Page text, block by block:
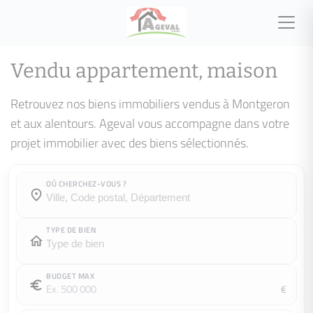
Vendu appartement, maison
Retrouvez nos biens immobiliers vendus à Montgeron
et aux alentours. Ageval vous accompagne dans votre
projet immobilier avec des biens sélectionnés.
OÙ CHERCHEZ-VOUS ?
Où cherchez-vous ?
Où cherchez-vous ?
TYPE DE BIEN
BUDGET MAX
€